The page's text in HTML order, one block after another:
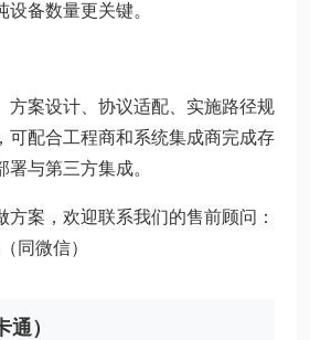
备数量更关键。
方案设计、协议适配、实施路径规
可配合工程商和系统集成商完成存
与第三方集成。
方案，欢迎联系我们的售前顾问：
同微信）
）